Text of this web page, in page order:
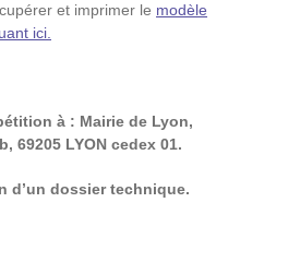
et imprimer le modèle
ici.
à : Mairie de Lyon,
69205 LYON cedex 01.
d’un dossier technique.